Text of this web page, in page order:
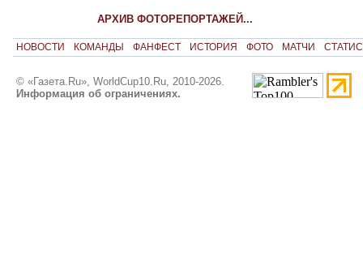
АРХИВ ФОТОРЕПОРТАЖЕЙ...
НОВОСТИ КОМАНДЫ ФАНФЕСТ ИСТОРИЯ ФОТО МАТЧИ
© «Газета.Ru», WorldCup10.Ru, 2010-2026.
Информация об ограничениях.